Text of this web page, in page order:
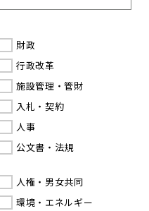
財政
行政改革
施設管理・管財
入札・契約
人事
公文書・法規
人権・男女共同
環境・エネルギー